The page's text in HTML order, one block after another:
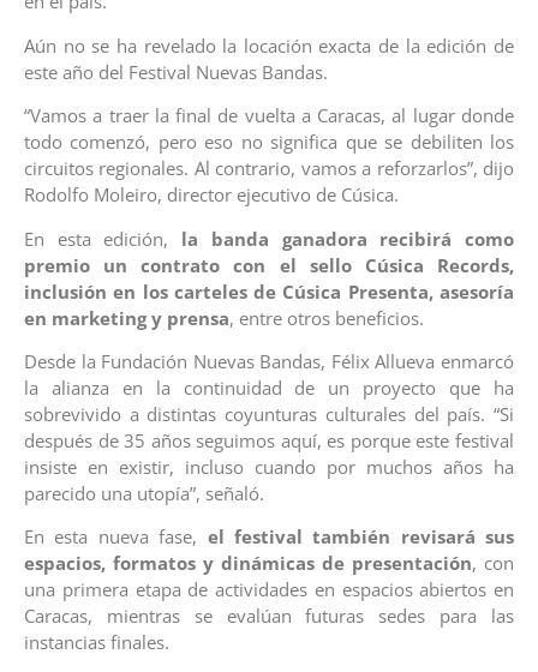
Aún no se ha revelado la locación exacta de la edición de
este año del Festival Nuevas Bandas.
“Vamos a traer la final de vuelta a Caracas, al lugar donde
todo comenzó, pero eso no significa que se debiliten los
circuitos regionales. Al contrario, vamos a reforzarlos”, dijo
Rodolfo Moleiro, director ejecutivo de Cúsica.
En esta edición, la banda ganadora recibirá como
premio un contrato con el sello Cúsica Records,
inclusión en los carteles de Cúsica Presenta, asesoría
en marketing y prensa, entre otros beneficios.
Desde la Fundación Nuevas Bandas, Félix Allueva enmarcó
la alianza en la continuidad de un proyecto que ha
sobrevivido a distintas coyunturas culturales del país. “Si
después de 35 años seguimos aquí, es porque este festival
insiste en existir, incluso cuando por muchos años ha
parecido una utopía”, señaló.
En esta nueva fase, el festival también revisará sus
espacios, formatos y dinámicas de presentación, con
una primera etapa de actividades en espacios abiertos en
Caracas, mientras se evalúan futuras sedes para las
instancias finales.